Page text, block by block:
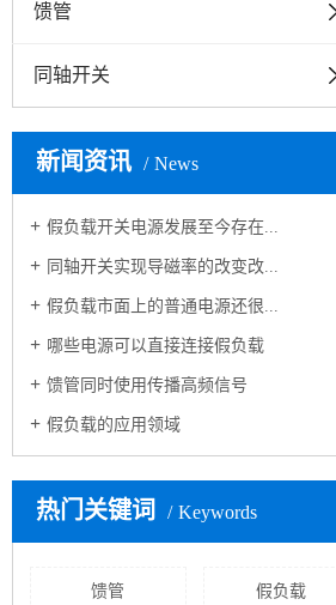
馈管
同轴开关
新闻资讯 News
假负载开关电源发展至今存在...
同轴开关实现导磁率的改变改...
假负载市面上的普通电源还很...
哪些电源可以直接连接假负载
馈管同时使用传播高频信号
假负载的应用领域
热门关键词 Keywords
馈管 假负载